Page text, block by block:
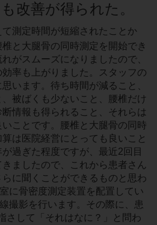
改善が得られた。
測定時間が短縮されたことか
と大腿骨の同時測定を開始でき
がスムーズになりましたので、
率も上がりました。スタッフの
います。待ち時間が減ること、
被ばくも少ないこと、腰椎だけ
情報も得られること、それらは
ことです。腰椎と大腿骨の同時
は医院経営にとっても良いこと
過ぎた程度ですが、最近2回目
ましたので、これから患者さん
に聞くことができるものと思わ
に骨密度測定装置を配置してい
撮影を行います。その際に、患
さして「それはなに？」と問わ